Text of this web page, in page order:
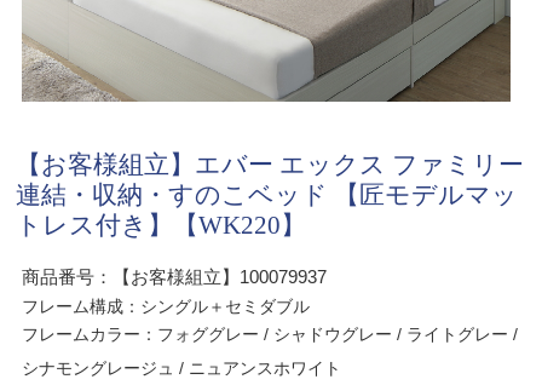
【お客様組立】エバー エックス ファミリー
連結・収納・すのこベッド 【匠モデルマッ
トレス付き】【WK220】
商品番号：【お客様組立】100079937
フレーム構成：シングル＋セミダブル
フレームカラー：フォググレー / シャドウグレー / ライトグレー /
シナモングレージュ / ニュアンスホワイト